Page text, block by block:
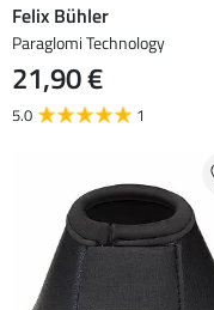
Felix Bühler
Paraglomi Technology
21,90 €
5.0 1